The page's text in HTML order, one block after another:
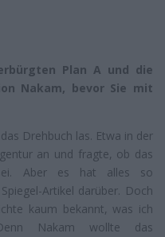
Plan A und die
Nakam, bevor Sie mit
Drehbuch las. Etwa in der
an und fragte, ob das
sei. Aber es hat alles so
Artikel darüber. Doch
kaum bekannt, was ich
Nakam wollte das